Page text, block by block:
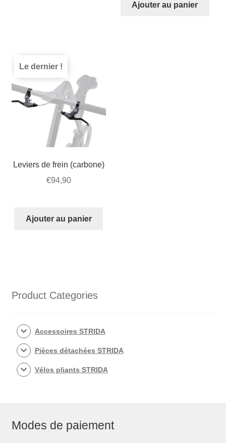
Ajouter au panier
Leviers de frein (carbone)
€94,90
Le dernier !
Ajouter au panier
Product Categories
Accessoires STRIDA
Pièces détachées STRIDA
Vélos pliants STRIDA
Modes de paiement